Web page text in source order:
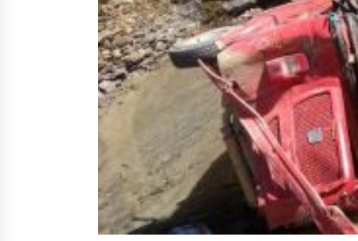
सामाजिक बिकास कार्यालय जुम्लाकाे सुचना
तातोपानी गाउँपालिकाको न्यायिक समिति सम्बन्धी
सन्देश
तातोपानी गाउँपालिका जुम्लाको बालविवाह सन्देश